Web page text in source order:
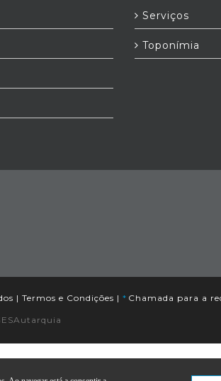
Serviços
Toponímia
| Termos e Condições | * Chamada para a